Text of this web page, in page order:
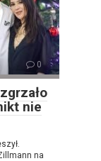
0
nie
na